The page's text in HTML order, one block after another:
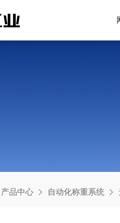
产品中心 自动化称重系统